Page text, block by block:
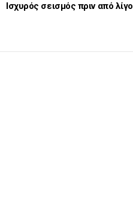
Ισχυρός σεισμός πριν από λίγο